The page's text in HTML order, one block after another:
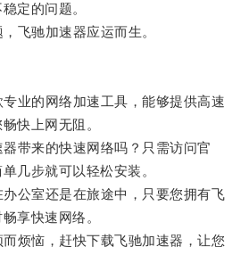
定的问题。
驰加速器应运而生。
的网络加速工具，能够提供高速
快上网无阻。
来的快速网络吗？只需访问官
几步就可以轻松安装。
室还是在旅途中，只要您拥有飞
享快速网络。
恼，赶快下载飞驰加速器，让您